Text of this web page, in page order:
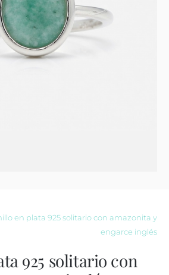
en plata 925 solitario con amazonita y
engarce inglés
925 solitario con